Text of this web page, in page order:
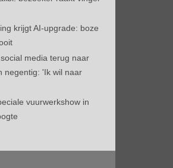
krijgt AI-upgrade: boze
media terug naar
negentig: 'Ik wil naar
vuurwerkshow in